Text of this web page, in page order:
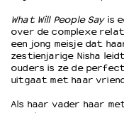
Huisregels
Privacyverklaring
Integriteits- en
Duurzaamheid
Culturele boycot
Ruimte voor artistieke
What Will People Sayis
over de complexe
een jong meisje dat
zestienjarige Nisha
ouders is ze de
uitgaat met haar
Als haar vader haar